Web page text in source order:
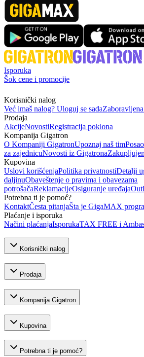
Isporuka
Šok cene i promocije
Korisnički nalog
Već imaš nalog? Uloguj se sada
Prodaja
AkcijeNovostiRegistracija poklona
Kompanija Gigatron
O Kompaniji GigatronUpoznaj naš tim
za zajednicuNovosti iz Gigatrona
Kupovina
Uslovi korišćenjaPolitika privatnostiDetalji
daljinuObaveštenje o pravima i obavezama
potrošačaReklamacijeOsiguranje uređaja
Potrebna ti je pomoć?
KontaktČesta pitanjaŠta je GigaMAX
Plaćanje i isporuka
Načini plaćanjaIsporukaTAX FREE i
Korisnički nalog
Prodaja
Kompanija Gigatron
Kupovina
Potrebna ti je pomoć?